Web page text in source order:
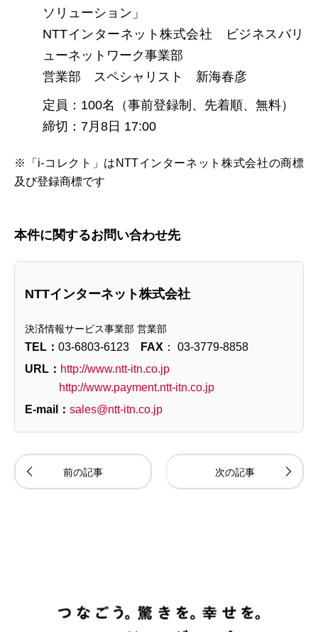
ソリューション」
NTTインターネット株式会社 ビジネスバリ
ューネットワーク事業部
営業部 スペシャリスト 新海春彦
定員：100名（事前登録制、先着順、無料）
締切：7月8日 17:00
※「i-コレクト」はNTTインターネット株式会社の商標
及び登録商標です
本件に関するお問い合わせ先
NTTインターネット株式会社
決済情報サービス事業部 営業部
TEL： 03-6803-6123 FAX ： 03-3779-8858
URL： http://www.ntt-itn.co.jp
http://www.payment.ntt-itn.co.jp
E-mail： sales@ntt-itn.co.jp